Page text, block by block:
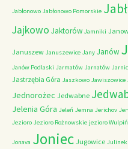
Jabłonowo Jabłonowo Pomorskie
Jajkowo Jaktorów Jamniki
Januszew Januszewice Jany Janów
Janów Podlaski Jarmatów Jarnatów
Jastrzębia Góra Jaszkowo Jawiszowice
Jednorożec Jedwabne
Jelenia Góra Jeleń Jemna Jerichov
Jezioro Jezioro Rożnowskie jezioro
Jonava Joniec Jugowice Julinek